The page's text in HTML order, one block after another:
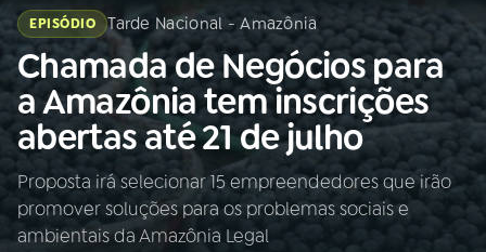
Buscar
na
Rádio
Nacional
Buscar
AO VIVO
EPISÓDIO Tarde Nacional - Amazônia
Chamada de Negócios para
a Amazônia tem inscrições
abertas até 21 de julho
Proposta irá selecionar 15 empreendedores que irão
promover soluções para os problemas sociais e
ambientais da Amazônia Legal